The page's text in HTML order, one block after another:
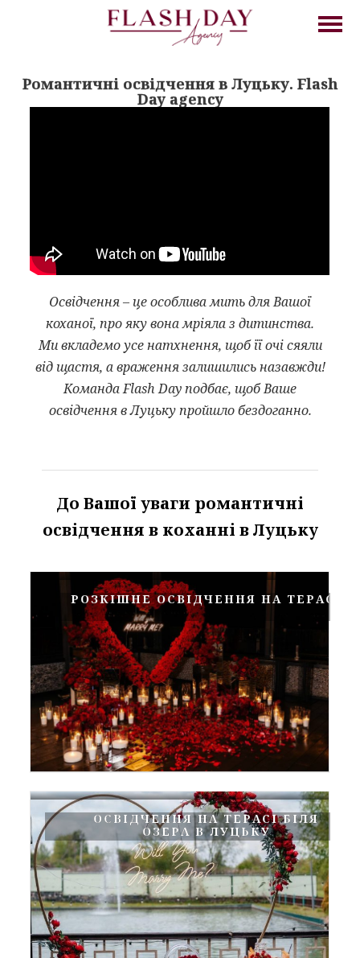
Романтичні освідчення в Луцьку. Flash
Day agency
Освідчення – це особлива мить для Вашої
коханої, про яку вона мріяла з дитинства.
Ми вкладемо усе натхнення, щоб її очі сяяли
від щастя, а враження залишились назавжди!
Команда Flash Day подбає, щоб Ваше
освідчення в Луцьку пройшло бездоганно.
До Вашої уваги романтичні
освідчення в коханні в Луцьку
РОЗКІШНЕ ОСВІДЧЕННЯ НА ТЕРАСІ
ОСВІДЧЕННЯ НА ТЕРАСІ БІЛЯ
ОЗЕРА В ЛУЦЬКУ